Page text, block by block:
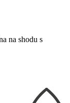
na shodu s